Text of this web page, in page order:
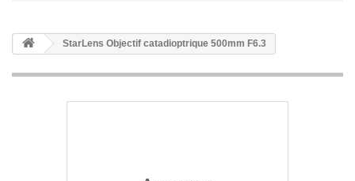
StarLens Objectif catadioptrique 500mm F6.3